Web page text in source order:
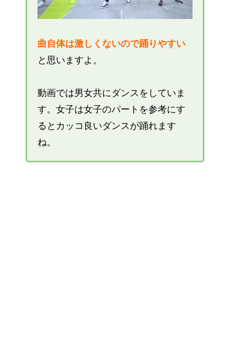
曲自体は激しくないので踊りやすい
と思いますよ。
動画では男女共にダンスをしていま
す。女子は女子のパートを参考にす
るとカッコ良いダンスが踊れます
ね。